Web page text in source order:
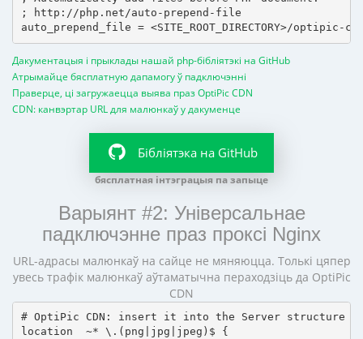
; http://php.net/auto-prepend-file
Дакументацыя і прыклады нашай php-бібліятэкі на GitHub
Атрымайце бясплатную дапамогу ў падключэнні
Праверце, ці загружаецца выява праз OptiPic CDN
CDN: канвэртар URL для малюнкаў у дакуменце
Бібліятэка на GitHub
бясплатная інтэграцыя па запыце
Варыянт #2: Універсальнае
падключэнне праз проксі Nginx
URL-адрасы малюнкаў на сайце не мяняюцца. Толькі цяпер
увесь трафік малюнкаў аўтаматычна пераходзіць да OptiPic
CDN
# OptiPic CDN: insert it into the Server structure
location  ~* \.(png|jpg|jpeg)$ {